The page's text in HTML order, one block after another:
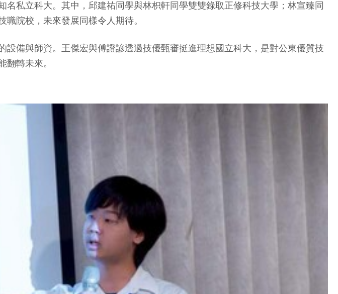
私立科大。其中，邱建祐同學與林枳軒同學雙雙錄取正修科技大學；林宣臻同
院校，未來發展同樣令人期待。
備與師資。王傑宏與傅證諺透過技優甄審挺進理想國立科大，是對公東優質技
轉未來。